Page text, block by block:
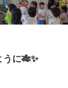
に🎋✨